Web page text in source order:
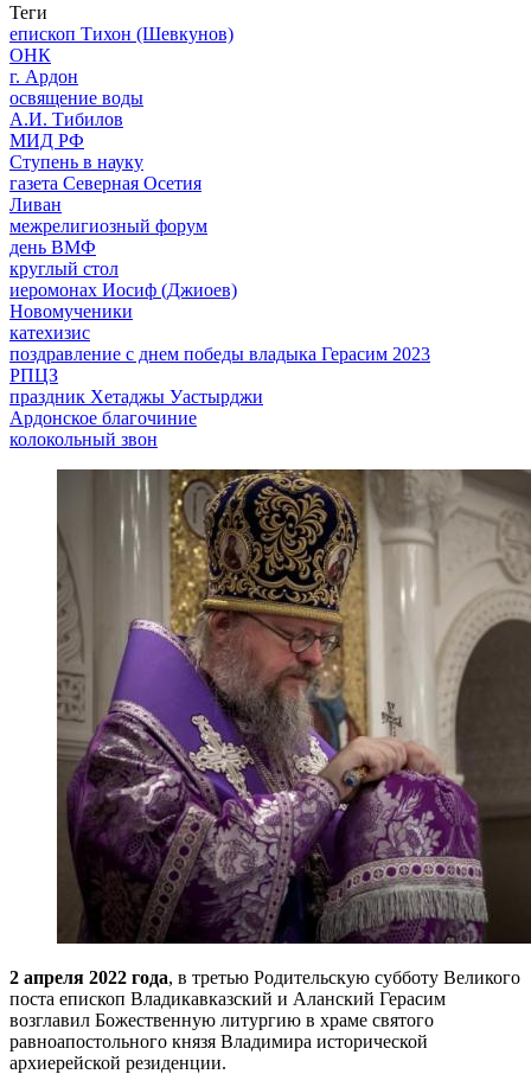
Теги
епископ Тихон (Шевкунов)
ОНК
г. Ардон
освящение воды
А.И. Тибилов
МИД РФ
Ступень в науку
газета Северная Осетия
Ливан
межрелигиозный форум
день ВМФ
круглый стол
иеромонах Иосиф (Джиоев)
Новомученики
катехизис
поздравление с днем победы владыка Герасим 2023
РПЦЗ
праздник Хетаджы Уастырджи
Ардонское благочиние
колокольный звон
2 апреля 2022 года, в третью Родительскую субботу Великого
поста епископ Владикавказский и Аланский Герасим
возглавил Божественную литургию в храме святого
равноапостольного князя Владимира исторической
архиерейской резиденции.